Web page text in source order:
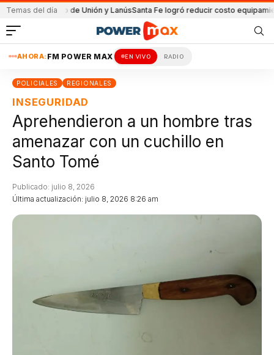
Temas del día
el partido de Unión y LanúsSanta Fe logró reducir costo equipamiento
AHORA: FM POWER MAX EN VIVO RADIO
POLICIALES REGIONALES
INSEGURIDAD
Aprehendieron a un hombre tras
amenazar con un cuchillo en
Santo Tomé
Última actualización: julio 8, 2026 8:26 am
Publicado: julio 8, 2026